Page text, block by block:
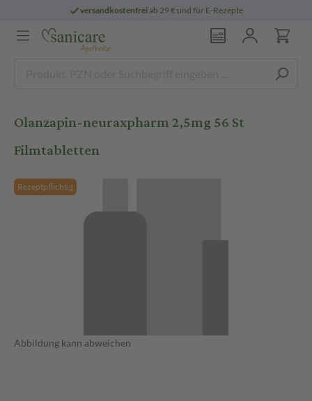
versandkostenfreiab 29 € und für E-Rezepte
Olanzapin-neuraxpharm 2,5mg 56 St
Filmtabletten
Rezeptpflichtig
Abbildung kann abweichen